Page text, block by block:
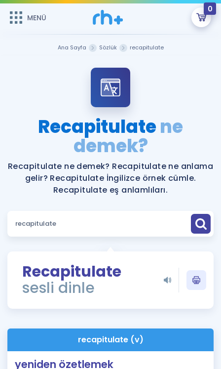
MENÜ
0
Şifremi Hatırlamıyorum
Sepetin Şu An Boş.
Remzi Hoca ile seni sınava hazırlayacak onlarca eğitim seni
bekliyor!
MENÜ
Katılımcı Görüşleri
Faydalı Araçlar
Ücretsiz Kaynaklar
Puan Hesaplama
ÖSYM Sınav Takvimi
Kampanyalar
İngilizce Gramer
İngilizce Gramer
Ana Sayfa Sözlük recapitulate
Recapitulatene
demek?
Recapitulate ne demek? Recapitulate ne anlama
gelir? Recapitulate İngilizce örnek cümle.
Recapitulate eş anlamlıları.
Recapitulate
sesli dinle
recapitulate (v)
yeniden özetlemek